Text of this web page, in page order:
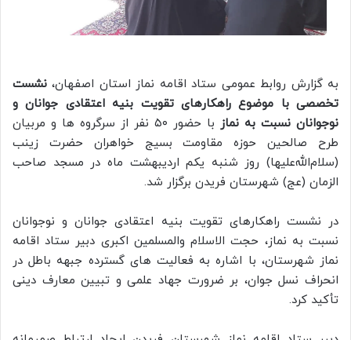
به گزارش روابط عمومی ستاد اقامه نماز استان اصفهان، نشست
تخصصی با موضوع راهکارهای تقویت بنیه اعتقادی جوانان و
نوجوانان نسبت به نماز
با حضور ۵۰ نفر از سرگروه ها و مربیان
طرح صالحین حوزه مقاومت بسیج خواهران حضرت زینب
(سلام‌الله‌علیها) روز شنبه یکم اردیبهشت ماه در مسجد صاحب
الزمان (عج) شهرستان فریدن برگزار شد.
در نشست راهکارهای تقویت بنیه اعتقادی جوانان و نوجوانان
نسبت به نماز، حجت الاسلام والمسلمین اکبری دبیر ستاد اقامه
نماز شهرستان، با اشاره به فعالیت های گسترده جبهه باطل در
انحراف نسل جوان، بر ضرورت جهاد علمی و تبیین معارف دینی
تأکید کرد.